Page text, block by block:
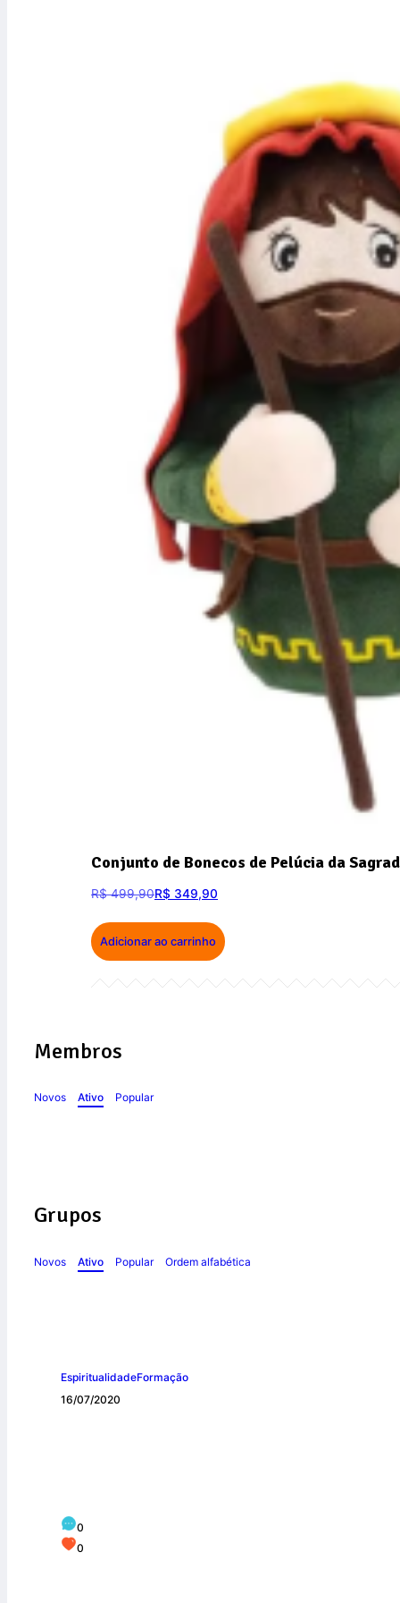
Conjunto de Bonecos de Pelúcia da
R$499,90R$ 349,90
Adicionar ao carrinho
Membros
Novos Ativo Popular
Grupos
Novos Ativo Popular Ordem alfabética
EspiritualidadeFormação
16/07/2020
0
0